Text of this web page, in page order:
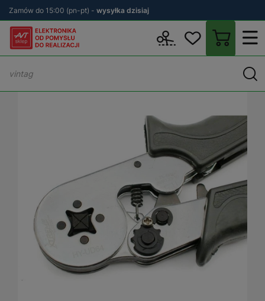
Zamów do 15:00 (pn-pt) - wysyłka dzisiaj
Zaciskarki